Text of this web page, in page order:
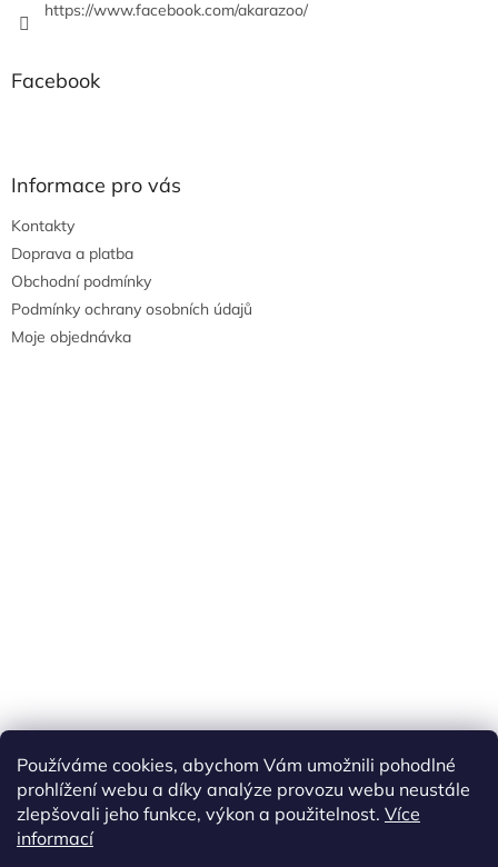
Používáme cookies, abychom Vám umožnili pohodlné
prohlížení webu a díky analýze provozu webu neustále
zlepšovali jeho funkce, výkon a použitelnost. Více
informací
https://www.facebook.com/akarazoo/
Facebook
Informace pro vás
Kontakty
Doprava a platba
Obchodní podmínky
Podmínky ochrany osobních údajů
Moje objednávka
Tisíce výdejních míst po celé ČR